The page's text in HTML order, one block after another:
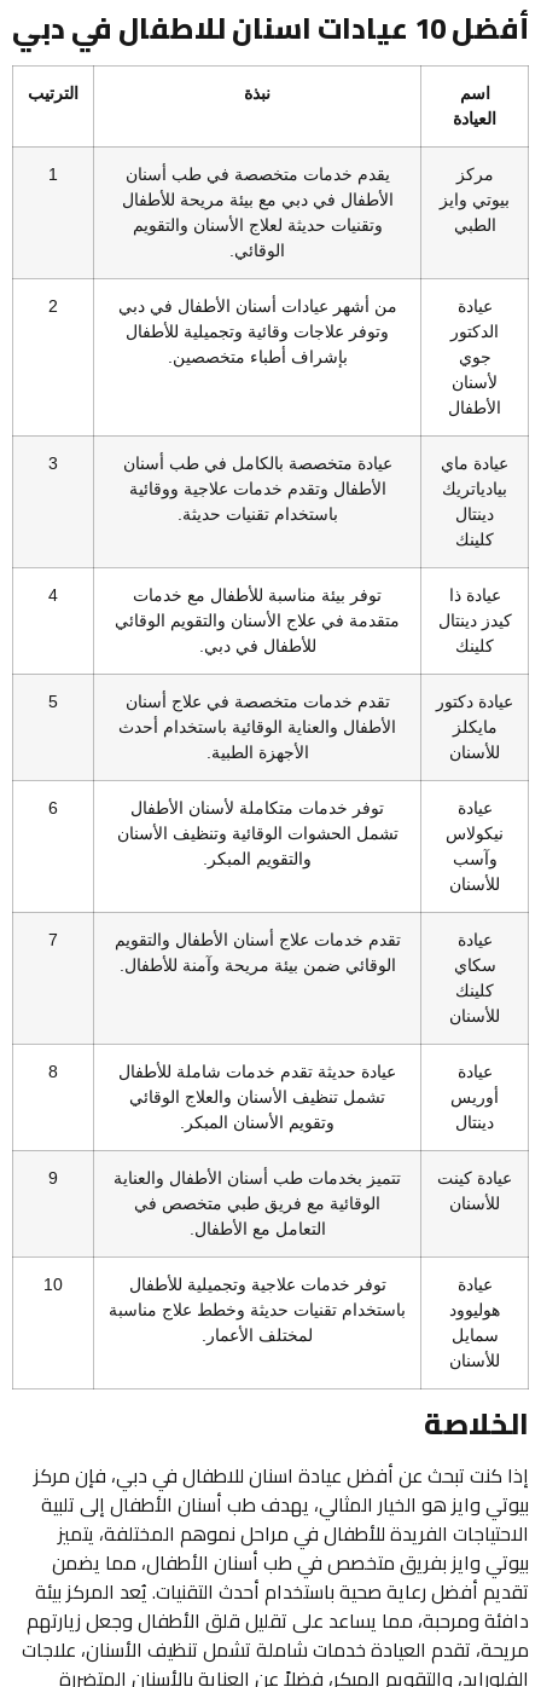
أفضل 10 عيادات اسنان للاطفال في دبي
اسم
العيادة
نبذة الترتيب
مركز
بيوتي وايز
الطبي
يقدم خدمات متخصصة في طب أسنان
الأطفال في دبي مع بيئة مريحة للأطفال
وتقنيات حديثة لعلاج الأسنان والتقويم
الوقائي.
1
عيادة
الدكتور
جوي
لأسنان
الأطفال
من أشهر عيادات أسنان الأطفال في دبي
وتوفر علاجات وقائية وتجميلية للأطفال
بإشراف أطباء متخصصين.
2
عيادة ماي
بيادياتريك
دينتال
كلينك
عيادة متخصصة بالكامل في طب أسنان
الأطفال وتقدم خدمات علاجية ووقائية
باستخدام تقنيات حديثة.
3
عيادة ذا
كيدز دينتال
كلينك
توفر بيئة مناسبة للأطفال مع خدمات
متقدمة في علاج الأسنان والتقويم الوقائي
للأطفال في دبي.
4
عيادة دكتور
مايكلز
للأسنان
تقدم خدمات متخصصة في علاج أسنان
الأطفال والعناية الوقائية باستخدام أحدث
الأجهزة الطبية.
5
عيادة
نيكولاس
وآسب
للأسنان
توفر خدمات متكاملة لأسنان الأطفال
تشمل الحشوات الوقائية وتنظيف الأسنان
والتقويم المبكر.
6
عيادة
سكاي
كلينك
للأسنان
تقدم خدمات علاج أسنان الأطفال والتقويم
الوقائي ضمن بيئة مريحة وآمنة للأطفال.
7
عيادة
أوريس
دينتال
عيادة حديثة تقدم خدمات شاملة للأطفال
تشمل تنظيف الأسنان والعلاج الوقائي
وتقويم الأسنان المبكر.
8
عيادة كينت
للأسنان
تتميز بخدمات طب أسنان الأطفال والعناية
الوقائية مع فريق طبي متخصص في
التعامل مع الأطفال.
9
عيادة
هوليوود
سمايل
للأسنان
توفر خدمات علاجية وتجميلية للأطفال
باستخدام تقنيات حديثة وخطط علاج مناسبة
لمختلف الأعمار.
10
الخلاصة
إذا كنت تبحث عن أفضل عيادة اسنان للاطفال في دبي، فإن مركز
بيوتي وايز هو الخيار المثالي، يهدف طب أسنان الأطفال إلى تلبية
الاحتياجات الفريدة للأطفال في مراحل نموهم المختلفة، يتميز
بيوتي وايز بفريق متخصص في طب أسنان الأطفال، مما يضمن
تقديم أفضل رعاية صحية باستخدام أحدث التقنيات. يُعد المركز بيئة
دافئة ومرحبة، مما يساعد على تقليل قلق الأطفال وجعل زيارتهم
مريحة، تقدم العيادة خدمات شاملة تشمل تنظيف الأسنان، علاجات
الفلورايد، والتقويم المبكر، فضلاً عن العناية بالأسنان المتضررة